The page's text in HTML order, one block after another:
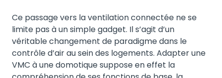
Ce passage vers la ventilation connectée ne se
limite pas à un simple gadget. Il s’agit d’un
véritable changement de paradigme dans le
contrôle d’air au sein des logements. Adapter une
VMC à une domotique suppose en effet la